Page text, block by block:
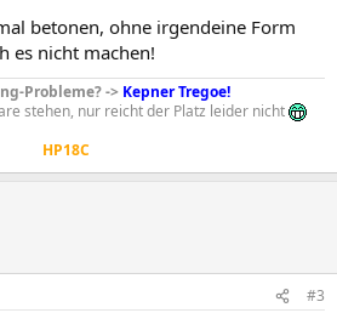
betonen, ohne irgendeine Form
es nicht machen!
Probleme? -> Kepner Tregoe!
stehen, nur reicht der Platz leider nicht
HP18C
#3